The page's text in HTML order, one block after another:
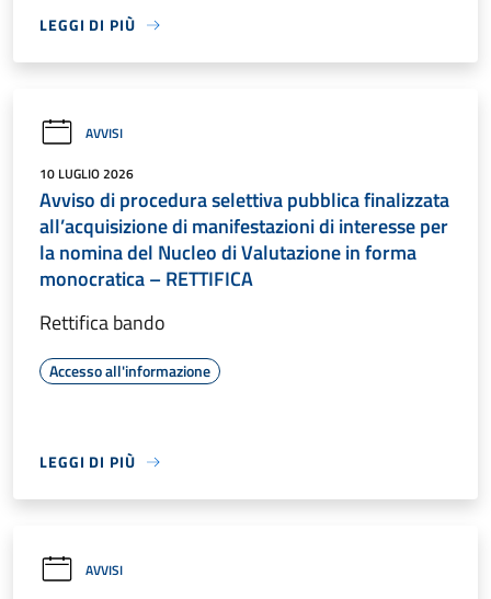
LEGGI DI PIÙ
AVVISI
10 LUGLIO 2026
Avviso di procedura selettiva pubblica finalizzata
all’acquisizione di manifestazioni di interesse per
la nomina del Nucleo di Valutazione in forma
monocratica – RETTIFICA
Rettifica bando
Accesso all'informazione
LEGGI DI PIÙ
AVVISI